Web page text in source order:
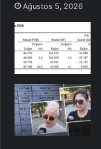
Ağustos 5, 2026